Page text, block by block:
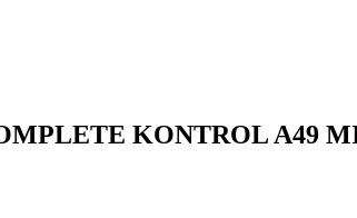
KONTROL A49